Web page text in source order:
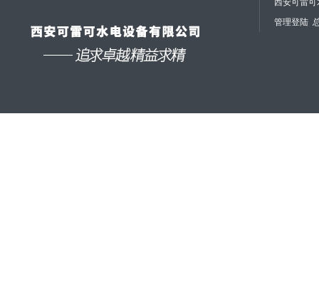
西安可雷
管理登陆